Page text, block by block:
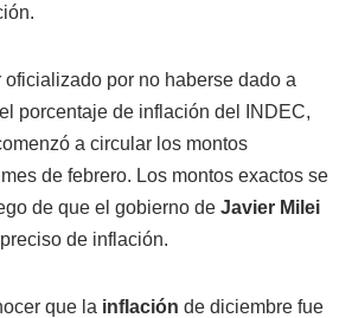
oficializado por no haberse dado a
porcentaje de inflación del INDEC,
a circular los montos
de febrero. Los montos exactos se
de que el gobierno de Javier Milei
de inflación.
que la inflación de diciembre fue